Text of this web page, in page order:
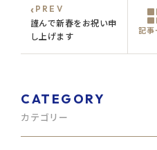
‹ PREV
謹んで新春をお祝い申
し上げます
記事
CATEGORY
カテゴリー